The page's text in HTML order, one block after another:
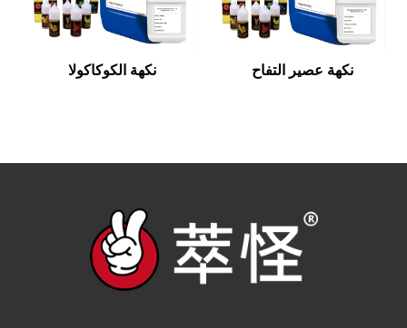
نكهة الكوكاكولا نكهة عصير التفاح